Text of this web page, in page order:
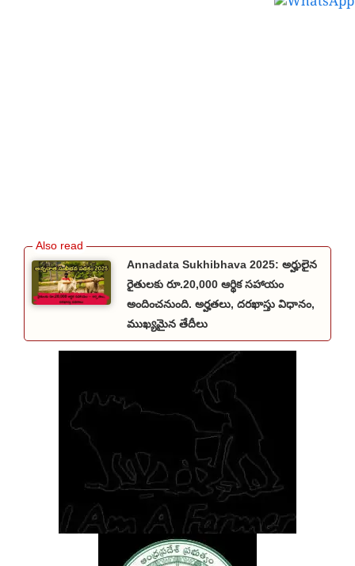
Annadata Sukhibhava 2025: అర్హులైన
రైతులకు రూ.20,000 ఆర్థిక సహాయం
అందించనుంది. అర్హతలు, దరఖాస్తు విధానం,
ముఖ్యమైన తేదీలు